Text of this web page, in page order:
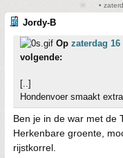
•
Jordy-B
Op zaterdag 16
volgende:
[..]
Hondenvoer smaakt
Ben je in de war met de
Herkenbare groente,
rijstkorrel.